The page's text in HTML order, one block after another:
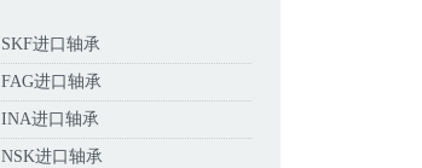
SKF进口轴承
FAG进口轴承
INA进口轴承
NSK进口轴承